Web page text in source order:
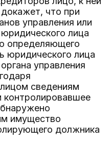
что при
управления или
лица
определяющего
юридического лица
управления
сведениям
контролировавшее
имущество
должника